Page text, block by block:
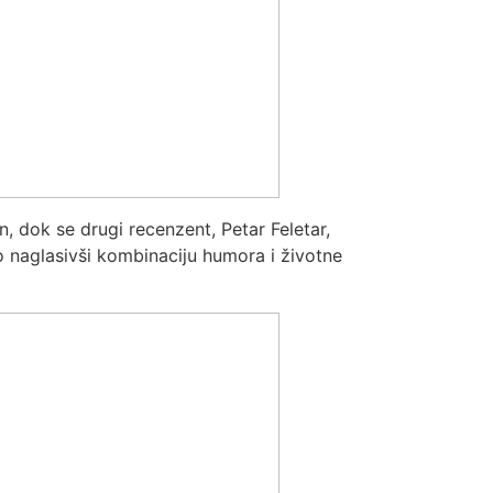
dok se drugi recenzent, Petar Feletar,
kombinaciju humora i životne